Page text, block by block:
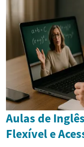
Aulas de
Flexível e